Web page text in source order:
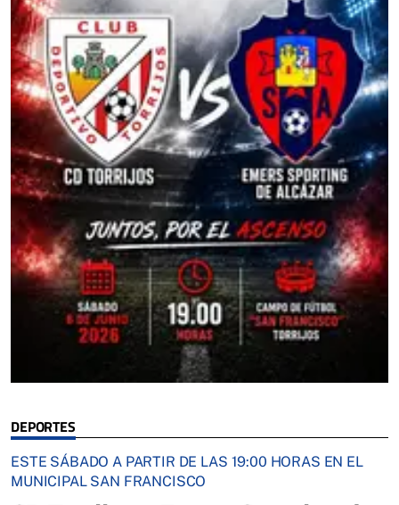
DEPORTES
ESTE SÁBADO A PARTIR DE LAS 19:00 HORAS EN EL
MUNICIPAL SAN FRANCISCO